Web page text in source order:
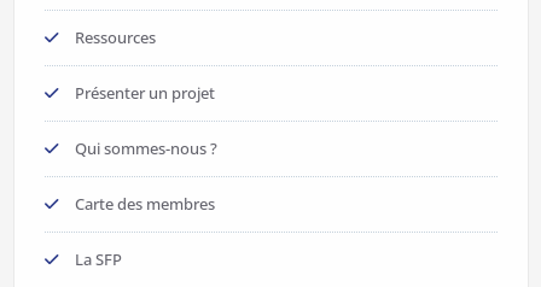
Ressources
Présenter un projet
Qui sommes-nous ?
Carte des membres
La SFP